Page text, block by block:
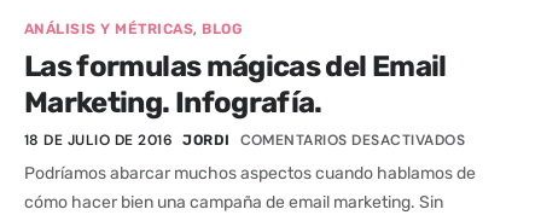
ANÁLISIS Y MÉTRICAS, BLOG
Las formulas mágicas del Email
Marketing. Infografía.
18 DE JULIO DE 2016 JORDI COMENTARIOS DESACTIVADOS
Podríamos abarcar muchos aspectos cuando hablamos de
cómo hacer bien una campaña de email marketing. Sin